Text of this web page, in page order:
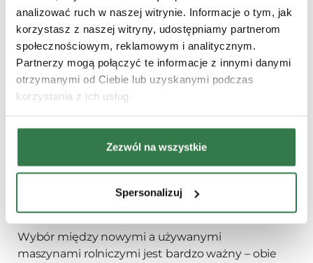
analizować ruch w naszej witrynie. Informacje o tym, jak
korzystasz z naszej witryny, udostępniamy partnerom
społecznościowym, reklamowym i analitycznym.
Partnerzy mogą połączyć te informacje z innymi danymi
otrzymanymi od Ciebie lub uzyskanymi podczas
korzystania z ich usług.
Zezwól na wszystkie
Spersonalizuj
dalszego przetwarzania, co zwiększa wartość
produktów i ułatwia ich dystrybucję.
7. Pakowaczka do owoców– to urządzenie,
które ułatwia pakowanie owoców do skrzynek,
koszy lub innych opakowań. Automatyzacja
czasu i zwiększenie wydajności pracy w sadzie.
Nowe czy używane
podstawowe maszyny
rolnicze?
Wybór między nowymi a używanymi
maszynami rolniczymi jest bardzo ważny – obie